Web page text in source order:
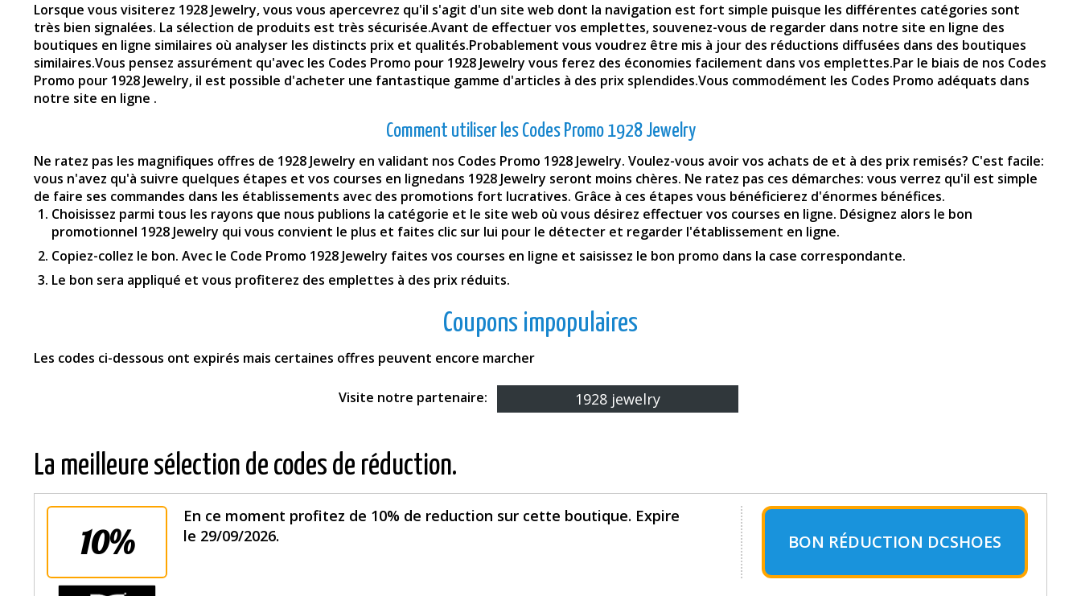
Lorsque vous visiterez 1928 Jewelry, vous vous apercevrez qu'il s'agit d'un site web dont la navigation est fort simple puisque les différentes catégories sont
très bien signalées. La sélection de produits est très sécurisée.Avant de effectuer vos emplettes, souvenez-vous de regarder dans notre site en ligne des
boutiques en ligne similaires où analyser les distincts prix et qualités.Probablement vous voudrez être mis à jour des réductions diffusées dans des boutiques
similaires.Vous pensez assurément qu'avec les Codes Promo pour 1928 Jewelry vous ferez des économies facilement dans vos emplettes.Par le biais de nos Codes
Promo pour 1928 Jewelry, il est possible d'acheter une fantastique gamme d'articles à des prix splendides.Vous commodément les Codes Promo adéquats dans
notre site en ligne .
Comment utiliser les Codes Promo 1928 Jewelry
Ne ratez pas les magnifiques offres de 1928 Jewelry en validant nos Codes Promo 1928 Jewelry. Voulez-vous avoir vos achats de et à des prix remisés? C'est facile:
vous n'avez qu'à suivre quelques étapes et vos courses en lignedans 1928 Jewelry seront moins chères. Ne ratez pas ces démarches: vous verrez qu'il est simple
de faire ses commandes dans les établissements avec des promotions fort lucratives. Grâce à ces étapes vous bénéficierez d'énormes bénéfices.
Choisissez parmi tous les rayons que nous publions la catégorie et le site web où vous désirez effectuer vos courses en ligne. Désignez alors le bon
promotionnel 1928 Jewelry qui vous convient le plus et faites clic sur lui pour le détecter et regarder l'établissement en ligne.
Copiez-collez le bon. Avec le Code Promo 1928 Jewelry faites vos courses en ligne et saisissez le bon promo dans la case correspondante.
Le bon sera appliqué et vous profiterez des emplettes à des prix réduits.
Coupons impopulaires
Les codes ci-dessous ont expirés mais certaines offres peuvent encore marcher
Visite notre partenaire: 1928 jewelry
La meilleure sélection de codes de réduction.
10%
En ce moment profitez de 10% de reduction sur cette boutique. Expire
le 29/09/2026.
BON RÉDUCTION DCSHOES